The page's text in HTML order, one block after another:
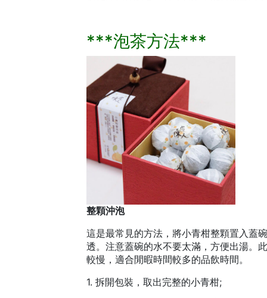
***泡茶方法***
整顆沖泡
這是最常見的方法，將小青柑整顆置入蓋
透。注意蓋碗的水不要太滿，方便出湯。
較慢，適合閒暇時間較多的品飲時間。
1. 拆開包裝，取出完整的小青柑;